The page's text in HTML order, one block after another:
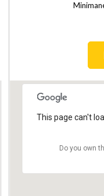
This page can't
Do you own